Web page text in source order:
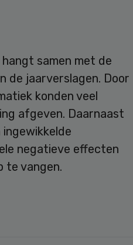
samen met de
de jaarverslagen. Door
konden veel
afgeven. Daarnaast
negatieve effecten
te vangen.